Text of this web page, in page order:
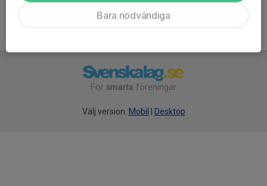
För smarta föreningar
Välj version: Mobil Desktop
Bara nödvändiga